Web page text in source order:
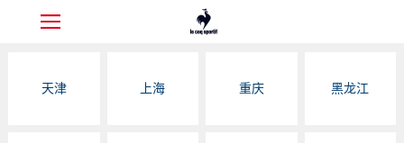
天津 上海 重庆 黑龙江